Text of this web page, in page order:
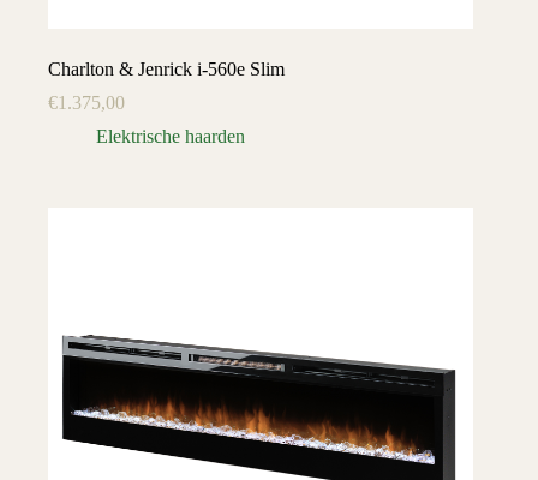
Charlton & Jenrick i-560e Slim
€1.375,00
Elektrische haarden